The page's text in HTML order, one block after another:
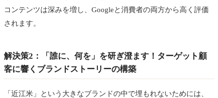
コンテンツは深みを増し、Googleと消費者の両方から高く評価
されます。
解決策2：「誰に、何を」を研ぎ澄ます！ターゲット顧
客に響くブランドストーリーの構築
「近江米」という大きなブランドの中で埋もれないためには、